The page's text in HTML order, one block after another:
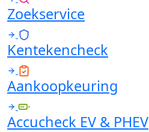
Zoekservice
Kentekencheck
Aankoopkeuring
Accucheck EV & PHEV